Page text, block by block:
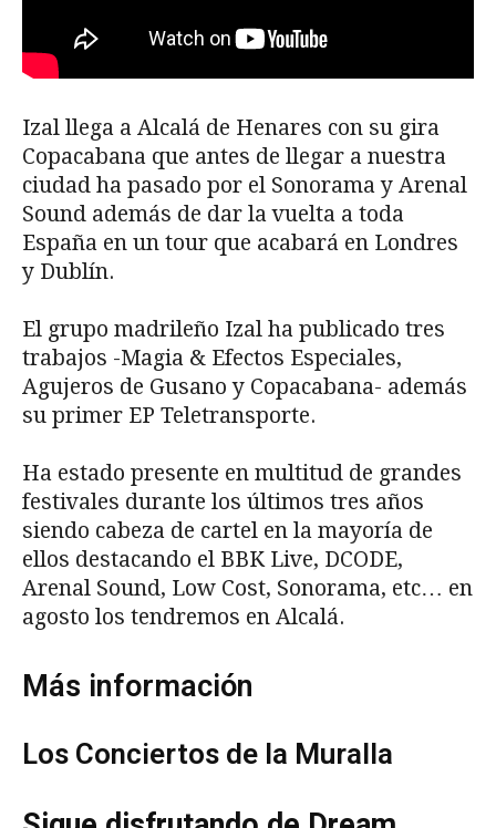
Izal llega a Alcalá de Henares con su gira
Copacabana que antes de llegar a nuestra
ciudad ha pasado por el Sonorama y Arenal
Sound además de dar la vuelta a toda
España en un tour que acabará en Londres
y Dublín.
El grupo madrileño Izal ha publicado tres
trabajos -Magia & Efectos Especiales,
Agujeros de Gusano y Copacabana- además
su primer EP Teletransporte.
Ha estado presente en multitud de grandes
festivales durante los últimos tres años
siendo cabeza de cartel en la mayoría de
ellos destacando el BBK Live, DCODE,
Arenal Sound, Low Cost, Sonorama, etc… en
agosto los tendremos en Alcalá.
Más información
Los Conciertos de la Muralla